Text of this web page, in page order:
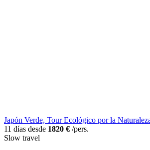
Japón Verde, Tour Ecológico por la
11 días desde 1820 € /pers.
Slow travel